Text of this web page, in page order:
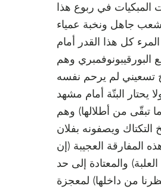
في ربوع هذا
جاهل ونخبة عمياء
المرء كل هذا القدر أمام
البورقيبونوفمبري وهم
تسعيني لم يرحم نفسه
يحتار البتّة أمام مشهد
ما تبقّى من أطلالها) وهم
ويصفونه بفلان
المفارقة العجيبة (إن
والمعتادة إلى حد
من داخلها) لمعجزة